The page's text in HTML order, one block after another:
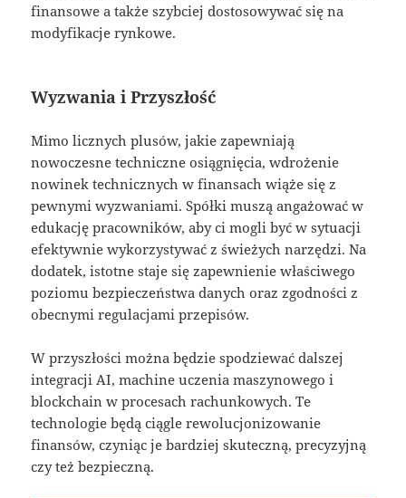
finansowe a także szybciej dostosowywać się na
modyfikacje rynkowe.
Wyzwania i Przyszłość
Mimo licznych plusów, jakie zapewniają
nowoczesne techniczne osiągnięcia, wdrożenie
nowinek technicznych w finansach wiąże się z
pewnymi wyzwaniami. Spółki muszą angażować w
edukację pracowników, aby ci mogli być w sytuacji
efektywnie wykorzystywać z świeżych narzędzi. Na
dodatek, istotne staje się zapewnienie właściwego
poziomu bezpieczeństwa danych oraz zgodności z
obecnymi regulacjami przepisów.
W przyszłości można będzie spodziewać dalszej
integracji AI, machine uczenia maszynowego i
blockchain w procesach rachunkowych. Te
technologie będą ciągle rewolucjonizowanie
finansów, czyniąc je bardziej skuteczną, precyzyjną
czy też bezpieczną.